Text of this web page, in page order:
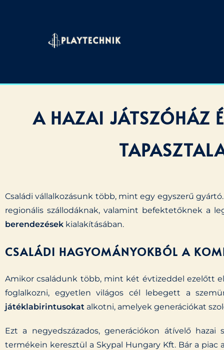
A HAZAI JÁTSZÓHÁZ
Családi vállalkozásunk több, mint egy egyszerű
regionális szállodáknak, valamint befektetőknek a
berendezések kialakításában.
CSALÁDI HAGYOMÁNYOKBÓL A
Amikor családunk több, mint két évtizeddel ezelőtt
foglalkozni, egyetlen világos cél lebegett a
játéklabirintusokat alkotni, amelyek generációkat
Ezt a negyedszázados, generációkon átívelő
termékein keresztül a Skypal Hungary Kft. Bár a